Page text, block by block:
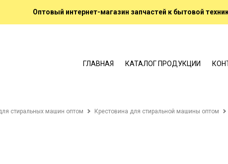
Оптовый интернет-магазин запчастей к бытовой
ГЛАВНАЯ КАТАЛОГ ПРОДУКЦИИ
стиральных машин оптом Крестовина для стиральной машины оптом